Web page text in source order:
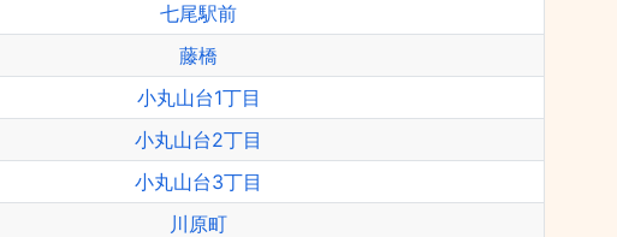
七尾駅前
藤橋
小丸山台1丁目
小丸山台2丁目
小丸山台3丁目
川原町